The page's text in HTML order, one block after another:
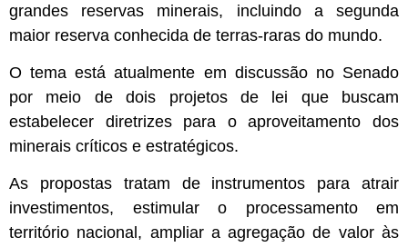
grandes reservas minerais, incluindo a segunda
maior reserva conhecida de terras-raras do mundo.
O tema está atualmente em discussão no Senado
por meio de dois projetos de lei que buscam
estabelecer diretrizes para o aproveitamento dos
minerais críticos e estratégicos.
As propostas tratam de instrumentos para atrair
investimentos, estimular o processamento em
território nacional, ampliar a agregação de valor às